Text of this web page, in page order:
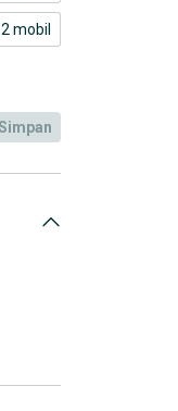
2 mobil
simpan